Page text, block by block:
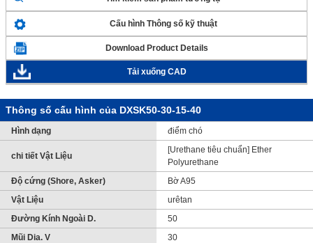
Cấu hình Thông số kỹ thuật
Download Product Details
Tải xuống CAD
Thông số cấu hình của DXSK50-30-15-40
Hình dạng điểm chó
chi tiết Vật Liệu
[Urethane tiêu chuẩn] Ether
Polyurethane
Độ cứng (Shore, Asker)
Bờ A95
Vật Liệu
urêtan
Đường Kính Ngoài D.
50
Mũi Dia. V
30